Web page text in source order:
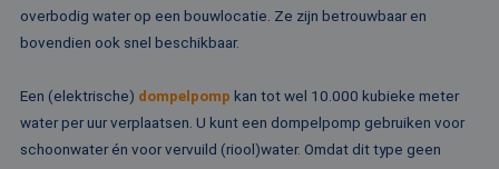
overbodig water op een bouwlocatie. Ze zijn betrouwbaar en
bovendien ook snel beschikbaar.
Een (elektrische) dompelpomp kan tot wel 10.000 kubieke meter
water per uur verplaatsen. U kunt een dompelpomp gebruiken voor
schoonwater én voor vervuild (riool)water. Omdat dit type geen